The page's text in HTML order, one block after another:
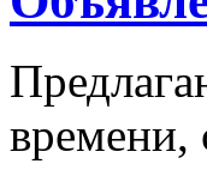
вре­мени,